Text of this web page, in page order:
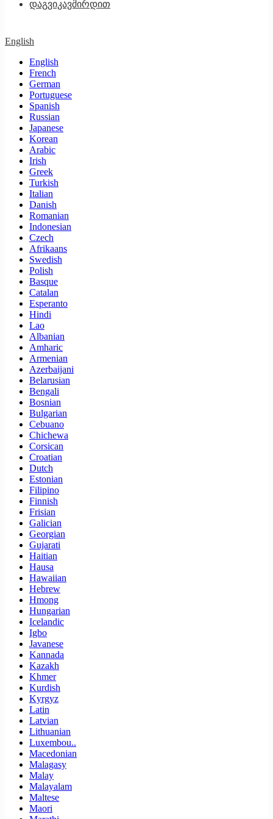
დაგვიკავშირდით
English
English
French
German
Portuguese
Spanish
Russian
Japanese
Korean
Arabic
Irish
Greek
Turkish
Italian
Danish
Romanian
Indonesian
Czech
Afrikaans
Swedish
Polish
Basque
Catalan
Esperanto
Hindi
Lao
Albanian
Amharic
Armenian
Azerbaijani
Belarusian
Bengali
Bosnian
Bulgarian
Cebuano
Chichewa
Corsican
Croatian
Dutch
Estonian
Filipino
Finnish
Frisian
Galician
Georgian
Gujarati
Haitian
Hausa
Hawaiian
Hebrew
Hmong
Hungarian
Icelandic
Igbo
Javanese
Kannada
Kazakh
Khmer
Kurdish
Kyrgyz
Latin
Latvian
Lithuanian
Luxembou..
Macedonian
Malagasy
Malay
Malayalam
Maltese
Maori